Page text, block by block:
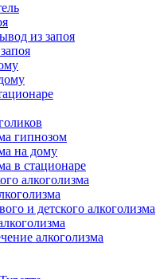
из запоя
гипнозом
на дому
в стационаре
алкоголизма
и детского алкоголизма
алкоголизма